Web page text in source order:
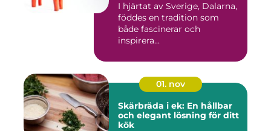
I hjärtat av Sverige, Dalarna,
föddes en tradition som
både fascinerar och
inspirera...
01. nov
Skärbräda i ek: En hållbar
och elegant lösning för ditt
kök